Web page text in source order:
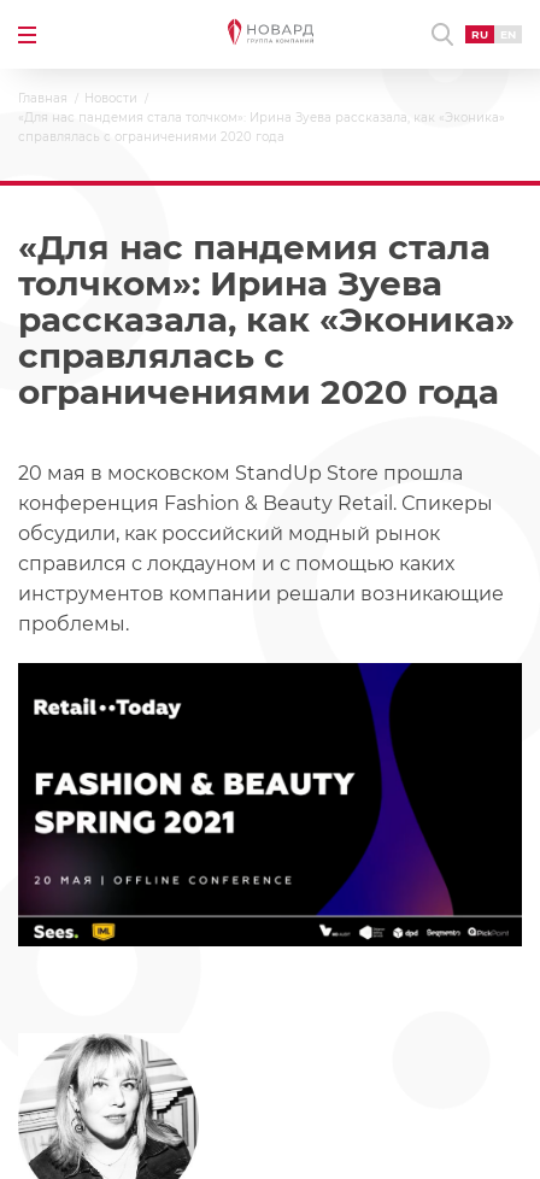
RU EN
Главная
Новости
«Для нас пандемия стала толчком»: Ирина Зуева рассказала, как «Эконика»
справлялась с ограничениями 2020 года
«Для нас пандемия стала
толчком»: Ирина Зуева
рассказала, как «Эконика»
справлялась с
ограничениями 2020 года
20 мая в московском StandUp Store прошла
конференция Fashion & Beauty Retail. Спикеры
обсудили, как российский модный рынок
справился с локдауном и с помощью каких
инструментов компании решали возникающие
проблемы.